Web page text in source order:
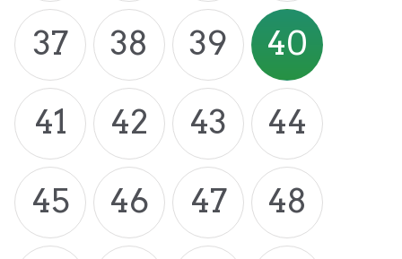
37
38 39
40
41
42 43
44
45
46 47 48